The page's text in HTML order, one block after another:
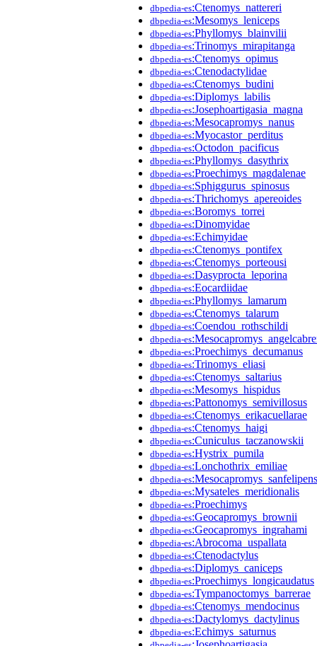
dbpedia-es:Ctenomys_nattereri
dbpedia-es:Mesomys_leniceps
dbpedia-es:Phyllomys_blainvilii
dbpedia-es:Trinomys_mirapitanga
dbpedia-es:Ctenomys_opimus
dbpedia-es:Ctenodactylidae
dbpedia-es:Ctenomys_budini
dbpedia-es:Diplomys_labilis
dbpedia-es:Josephoartigasia_magna
dbpedia-es:Mesocapromys_nanus
dbpedia-es:Myocastor_perditus
dbpedia-es:Octodon_pacificus
dbpedia-es:Phyllomys_dasythrix
dbpedia-es:Proechimys_magdalenae
dbpedia-es:Sphiggurus_spinosus
dbpedia-es:Thrichomys_apereoides
dbpedia-es:Boromys_torrei
dbpedia-es:Dinomyidae
dbpedia-es:Echimyidae
dbpedia-es:Ctenomys_pontifex
dbpedia-es:Ctenomys_porteousi
dbpedia-es:Dasyprocta_leporina
dbpedia-es:Eocardiidae
dbpedia-es:Phyllomys_lamarum
dbpedia-es:Ctenomys_talarum
dbpedia-es:Coendou_rothschildi
dbpedia-es
dbpedia-es:Proechimys_decumanus
dbpedia-es:Trinomys_eliasi
dbpedia-es:Ctenomys_saltarius
dbpedia-es:Mesomys_hispidus
dbpedia-es:Pattonomys_semivillosus
dbpedia-es:Ctenomys_erikacuellarae
dbpedia-es:Ctenomys_haigi
dbpedia-es:Cuniculus_taczanowskii
dbpedia-es:Hystrix_pumila
dbpedia-es:Lonchothrix_emiliae
dbpedia-es
dbpedia-es:Mysateles_meridionalis
dbpedia-es:Proechimys
dbpedia-es:Geocapromys_brownii
dbpedia-es:Geocapromys_ingrahami
dbpedia-es:Abrocoma_uspallata
dbpedia-es:Ctenodactylus
dbpedia-es:Diplomys_caniceps
dbpedia-es:Proechimys_longicaudatus
dbpedia-es:Tympanoctomys_barrerae
dbpedia-es:Ctenomys_mendocinus
dbpedia-es:Dactylomys_dactylinus
dbpedia-es:Echimys_saturnus